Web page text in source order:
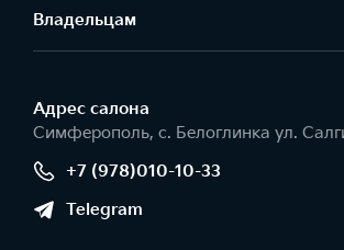
Владельцам
Адрес салонa
Симферополь, с. Белоглинка ул.
+7 (978)010-10-33
Telegram